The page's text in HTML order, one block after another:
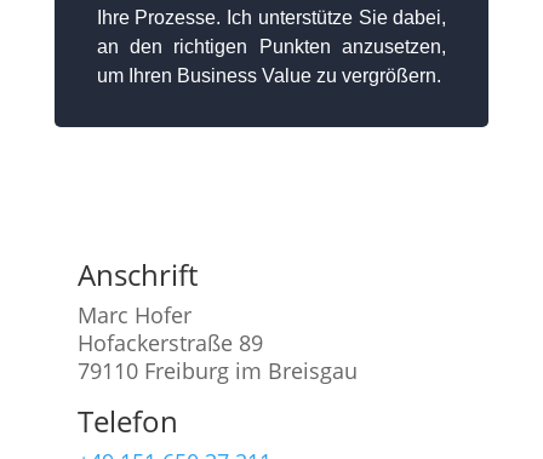
Ihre Prozesse. Ich unterstütze Sie dabei,
an den richtigen Punkten anzusetzen,
um Ihren Business Value zu vergrößern.
Anschrift
Marc Hofer
Hofackerstraße 89
79110 Freiburg im Breisgau
Telefon